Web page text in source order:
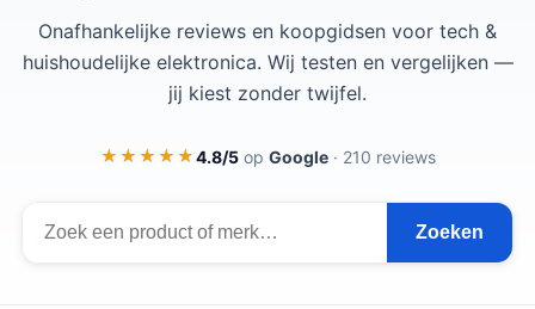
Onafhankelijke reviews en koopgidsen voor tech &
huishoudelijke elektronica. Wij testen en vergelijken —
jij kiest zonder twijfel.
★★★★★
★★★★★ 4.8/5op Google· 210 reviews
Zoeken